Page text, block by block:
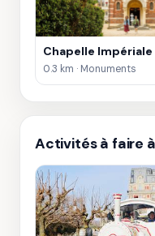
Chapelle Impériale
0.3 km · Monuments
Activités à faire